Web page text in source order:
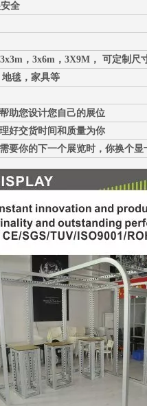
全
，3x6m，3X9M， 可定制尺
毯，家具等
助您设计您自己的展位
好交货时间和质量为你
要你的下一个展览时，你换个显